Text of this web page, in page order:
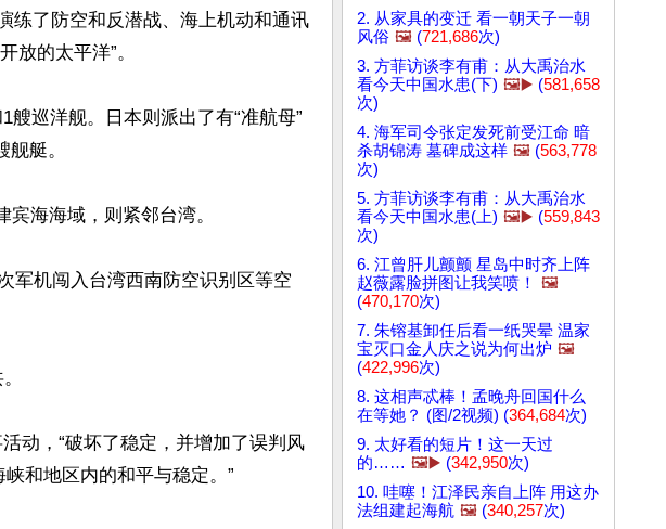
练了防空和反潜战、海上机动和通讯
放的太平洋”。
巡洋舰。日本则派出了有“准航母”
艇。
海海域，则紧邻台湾。
军机闯入台湾西南防空识别区等空
动，“破坏了稳定，并增加了误判风
和地区内的和平与稳定。”
2. 从家具的变迁 看一朝天子一朝
风俗 🖼️ (721,686次)
3. 方菲访谈李有甫：从大禹治水
看今天中国水患(下) 🖼️▶️ (581,658
次)
4. 海军司令张定发死前受江命 暗
杀胡锦涛 墓碑成这样 🖼️ (563,778
次)
5. 方菲访谈李有甫：从大禹治水
看今天中国水患(上) 🖼️▶️ (559,843
次)
6. 江曾肝儿颤颤 星岛中时齐上阵
赵薇露脸拼图让我笑喷！
🖼️
(470,170次)
7. 朱镕基卸任后看一纸哭晕 温家
宝灭口金人庆之说为何出炉 🖼️
(422,996次)
8. 这相声忒棒！孟晚舟回国什么
在等她？ (图/2视频) (364,684次)
9. 太好看的短片！这一天过
的…… 🖼️▶️ (342,950次)
10. 哇噻！江泽民亲自上阵 用这办
法组建起海航 🖼️ (340,257次)